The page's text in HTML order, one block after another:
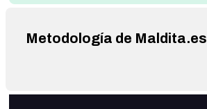
Metodología de Maldita.es